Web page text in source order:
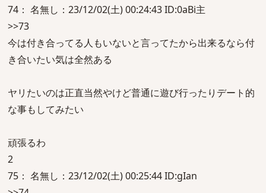
74： 名無し：23/12/02(土) 00:24:43 ID:0aBi主
>>73
今は付き合ってる人もいないと言ってたから出来るなら付
き合いたい気は全然ある
ヤリたいのは正直当然やけど普通に遊び行ったりデート的
な事もしてみたい
頑張るわ
2
75： 名無し：23/12/02(土) 00:25:44 ID:gIan